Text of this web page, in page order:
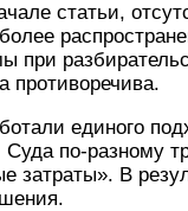
статьи,
при
противоречива.
единого
по-разному
затраты». В